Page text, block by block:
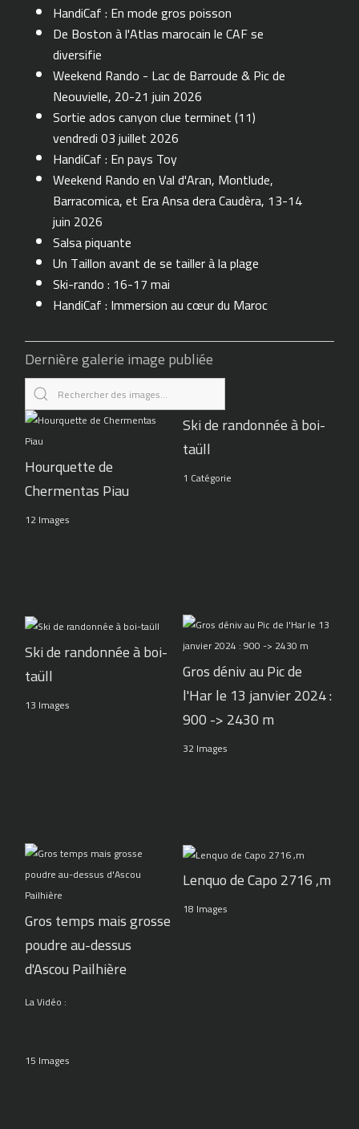
HandiCaf : En mode gros poisson
De Boston à l'Atlas marocain le CAF se
diversifie
Weekend Rando - Lac de Barroude & Pic de
Neouvielle, 20-21 juin 2026
Sortie ados canyon clue terminet (11)
vendredi 03 juillet 2026
HandiCaf : En pays Toy
Weekend Rando en Val d'Aran, Montlude,
Barracomica, et Era Ansa dera Caudèra, 13-14
juin 2026
Salsa piquante
Un Taillon avant de se tailler à la plage
Ski-rando : 16-17 mai
HandiCaf : Immersion au cœur du Maroc
Dernière galerie image publiée
Hourquette de
Chermentas Piau
12 Images
Ski de randonnée à boi-
taüll
1 Catégorie
Ski de randonnée à boi-
taüll
13 Images
Gros déniv au Pic de
l'Har le 13 janvier 2024 :
900 -> 2430 m
32 Images
Gros temps mais grosse
poudre au-dessus
d'Ascou Pailhière
La Vidéo :
15 Images
Lenquo de Capo 2716 ,m
18 Images